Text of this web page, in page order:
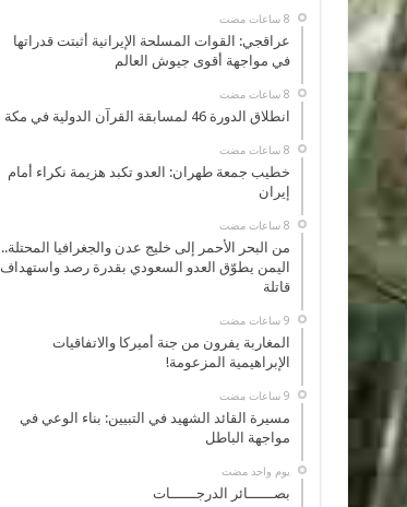
عراقجي: القوات المسلحة الإيرانية أثبتت قدراتها
في مواجهة أقوى جيوش العالم
انطلاق الدورة 46 لمسابقة القرآن الدولية في مكة
خطيب جمعة طهران: العدو تكبد هزيمة نكراء أمام
إيران
من البحر الأحمر إلى خليج عدن والجغرافيا المحتلة..
اليمن يطوّق العدو السعودي بقدرة رصد واستهداف
قاتلة
المغاربة يفرون من جنة أميركا والاتفاقيات
الإبراهيمية المزعومة!
مسيرة القائد الشهيد في التبيين: بناء الوعي في
مواجهة الباطل
‏يوم واحد مضت
بصــــــائر الدرجــــــات